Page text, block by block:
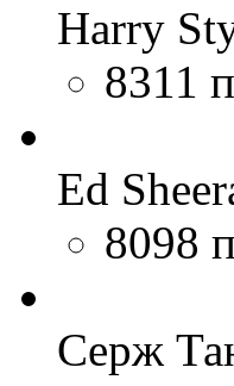
Harry
8311
Ed
8098
Серж